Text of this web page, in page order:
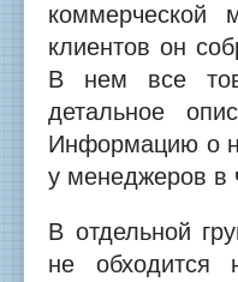
коммерческой
клиентов он
В нем все
детальное
Информацию о
у менеджеров в
В отдельной
не обходится